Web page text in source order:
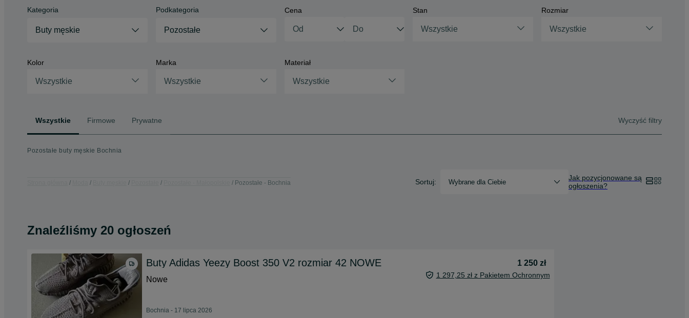
Kategoria
Buty męskie
Podkategoria
Pozostałe
Cena Stan
Wszystkie
Rozmiar
Wszystkie
Kolor
Wszystkie
Marka
Wszystkie
Materiał
Wszystkie
Wszystkie Firmowe Prywatne Wyczyść filtry
Pozostałe buty męskie Bochnia
Pozostałe - Bochnia Sortuj: Wybrane dla Ciebie
Jak pozycjonowane są
ogłoszenia?
Znaleźliśmy 20 ogłoszeń
Buty Adidas Yeezy Boost 350 V2 rozmiar 42 NOWE
1 250 zł
Nowe
1 297,25 zł z Pakietem Ochronnym
Bochnia - 17 lipca 2026